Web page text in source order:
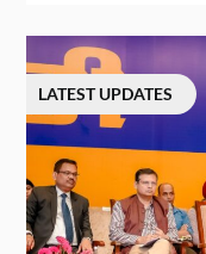
LATEST UPDATES